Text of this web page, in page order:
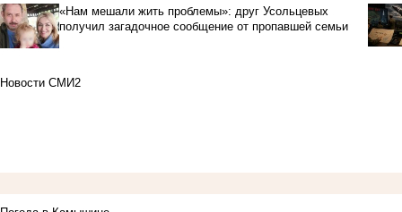
«Нам мешали жить проблемы»: друг Усольцевых
получил загадочное сообщение от пропавшей семьи
Новости СМИ2